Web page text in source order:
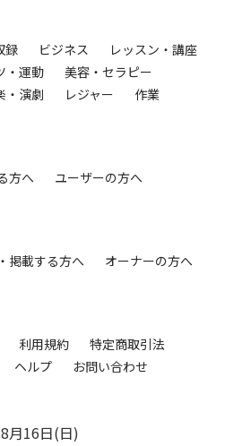
録 ビジネス
レッスン・講座
・運動
美容・セラピー
・演劇 レジャー 作業
方へ ユーザーの方へ
掲載する方へ オーナーの方へ
利用規約
特定商取引法
ヘルプ お問い合わせ
月16日(日)